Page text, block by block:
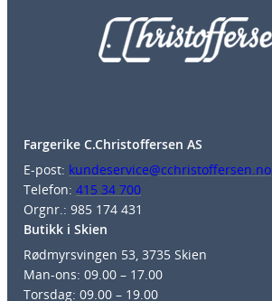
Fargerike C.Christoffersen AS
E-post: kundeservice@cchristoffersen.no
Telefon: 415 34 700
Orgnr.: 985 174 431
Butikk i Skien
Rødmyrsvingen 53, 3735 Skien
Man-ons: 09.00 – 17.00
Torsdag: 09.00 – 19.00